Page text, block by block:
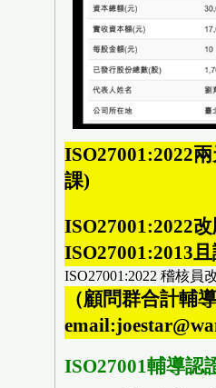
ISO27001:2022
課)
ISO27001:2022
ISO27001:2013
ISO27001:2022 稽核員
（顧問群合計輔
ISO27001輔導認